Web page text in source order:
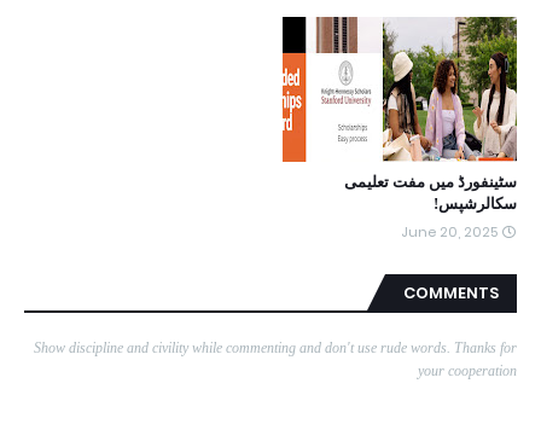
سٹینفورڈ میں مفت تعلیمی
سکالرشپس!
June 20, 2025
COMMENTS
Show discipline and civility while commenting and don't use rude words. Thanks for
your cooperation